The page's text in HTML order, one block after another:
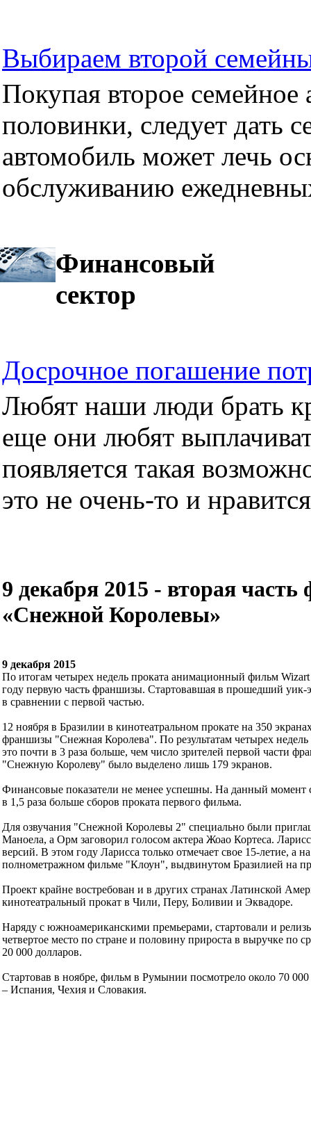
Выбираем второй
Покупая второе семейное
половинки, следует дать
автомобиль может лечь
обслуживанию
Финансовый
сектор
Досрочное погашение
Любят наши люди брать
еще они любят
появляется такая
это не очень-то и
9 декабря 2015 - вторая
«Снежной Королевы»
9 декабря 2015
По итогам четырех недель проката анимационный фильм
году первую часть франшизы. Стартовавшая в прошедший уик-
в сравнении с первой частью.
12 ноября в Бразилии в кинотеатральном прокате на 350
франшизы "Снежная Королева". По результатам четырех
это почти в 3 раза больше, чем число зрителей первой части
"Снежную Королеву" было выделено лишь 179 экранов.
Финансовые показатели не менее успешны. На данный момент
в 1,5 раза больше сборов проката первого фильма.
Для озвучания "Снежной Королевы 2" специально были
Маноела, а Орм заговорил голосом актера Жоао Кортеса.
версий. В этом году Ларисса только отмечает свое 15-летие, а
полнометражном фильме "Клоун", выдвинутом Бразилией на
Проект крайне востребован и в других странах Латинской
кинотеатральный прокат в Чили, Перу, Боливии и Эквадоре.
Наряду с южноамериканскими премьерами, стартовали и
четвертое место по стране и половину прироста в выручке по
20 000 долларов.
Стартовав в ноябре, фильм в Румынии посмотрело около 70
– Испания, Чехия и Словакия.